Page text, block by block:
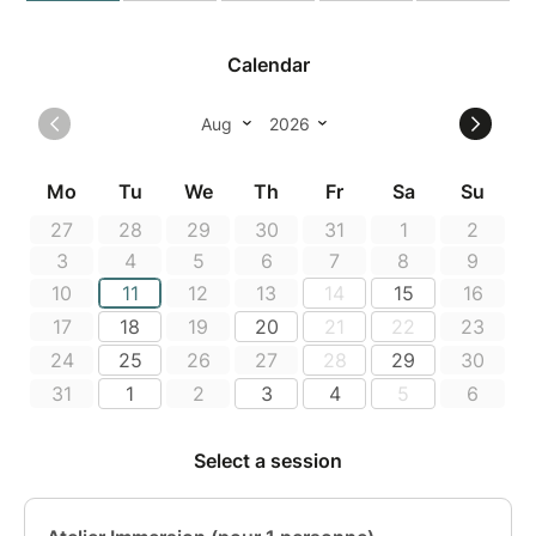
Ambrée, IPA, Stout...
types de bière.
Récupérez entre 4 litres (formule à 159€) de
temps de fermentation et embouteillage.
Tout est inclus : Demi journée de brassage (4h30),
mise à disposition du matériel, des ingrédients,
du savoir faire et des connaissances, la dégustation,
le suivi de fermentation et l'embouteillage.
Nous proposons également une formule à 59€ par
12h dans le monde du brassage avec une dégustation
de différentes bières, présentation des brasseries de